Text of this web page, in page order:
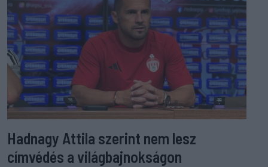
Hadnagy Attila szerint nem lesz
címvédés a világbajnokságon